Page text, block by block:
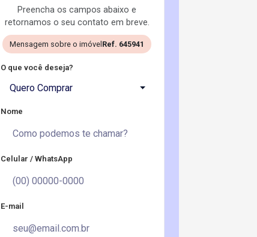
Preencha os campos abaixo e
retornamos o seu contato em breve.
Mensagem sobre o imóvel Ref. 645941
O que você deseja?
Quero Comprar
Nome
Celular / WhatsApp
E-mail